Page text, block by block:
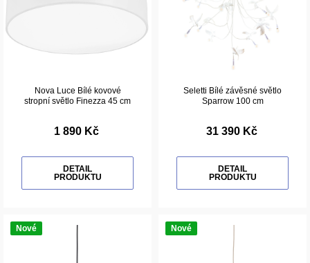
Nova Luce Bílé kovové
stropní světlo Finezza 45 cm
1 890 Kč
DETAIL
PRODUKTU
Seletti Bílé závěsné světlo
Sparrow 100 cm
31 390 Kč
DETAIL
PRODUKTU
Nové Nové